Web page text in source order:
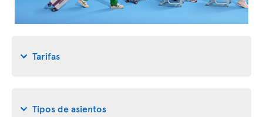
Tarifas
Tipos de asientos